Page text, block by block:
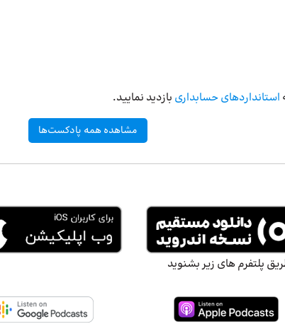
استانداردهای حسابداری بازدید نمایید.
مشاهده همه پادکست‌ها
پلتفرم های زیر بشنوید